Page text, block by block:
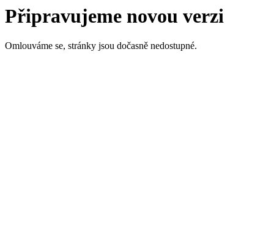
Připravujeme novou verzi
Omlouváme se, stránky jsou dočasně nedostupné.